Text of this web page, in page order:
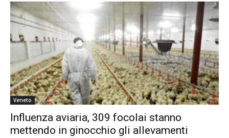
Veneto
Influenza aviaria, 309 focolai stanno
mettendo in ginocchio gli allevamenti